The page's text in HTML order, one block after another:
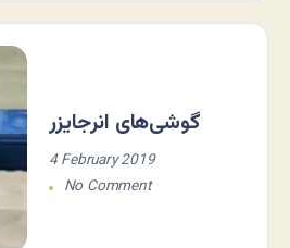
گوشی‌های انرجایزر
4 February 2019
No Comment